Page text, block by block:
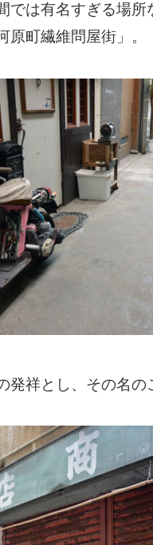
では有名すぎる場
原町繊維問屋街」。
発祥とし、その名の